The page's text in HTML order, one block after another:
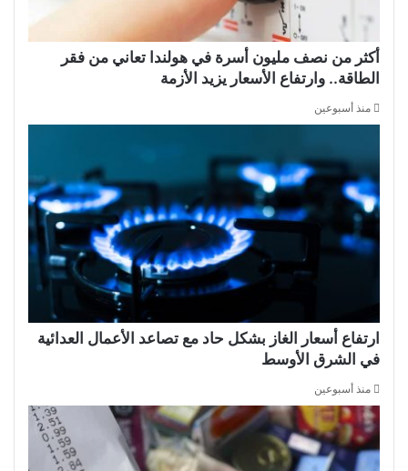
أكثر من نصف مليون أسرة في هولندا تعاني من فقر
الطاقة.. وارتفاع الأسعار يزيد الأزمة
منذ أسبوعين
ارتفاع أسعار الغاز بشكل حاد مع تصاعد الأعمال العدائية
في الشرق الأوسط
منذ أسبوعين